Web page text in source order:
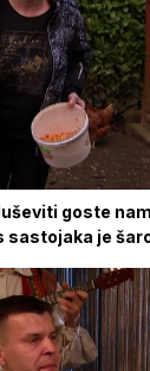
goste
sastojaka je